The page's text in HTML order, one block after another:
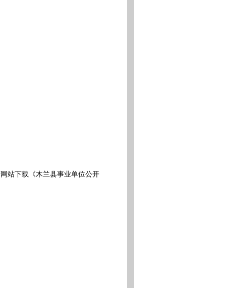
站下载《木兰县事业单位公开